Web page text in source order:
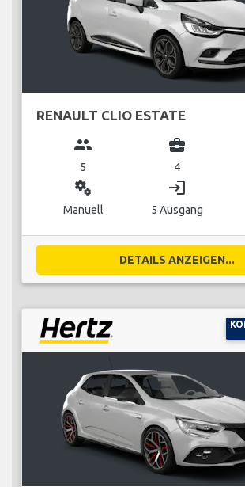
RENAULT CLIO ESTATE
group
5
business_center
4
miscellaneous_services
Manuell
login
5 Ausgang
DETAILS ANZEIGEN...